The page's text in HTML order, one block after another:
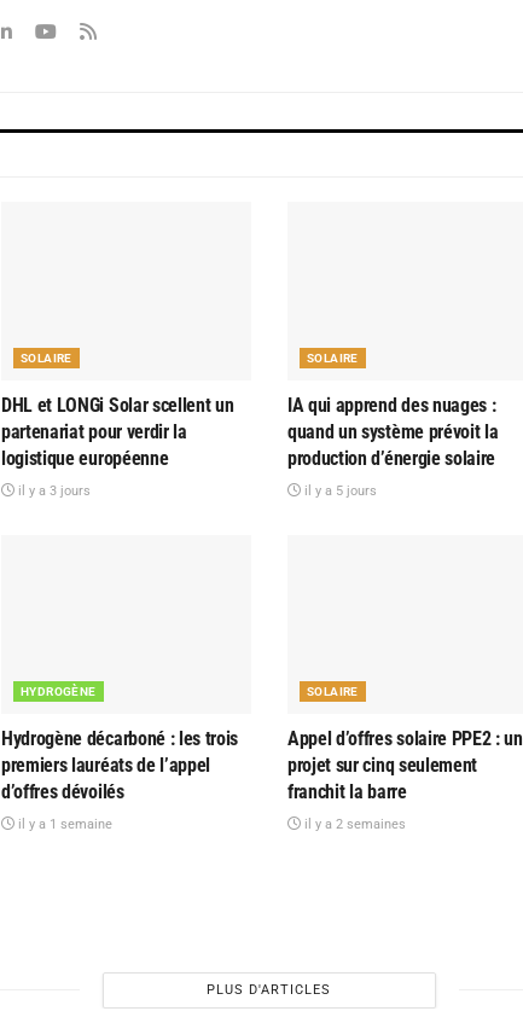
SOLAIRE
DHL et LONGi Solar scellent un
partenariat pour verdir la
logistique européenne
il y a 3 jours
SOLAIRE
IA qui apprend des nuages :
quand un système prévoit la
production d’énergie solaire
il y a 5 jours
HYDROGÈNE
Hydrogène décarboné : les trois
premiers lauréats de l’appel
d’offres dévoilés
il y a 1 semaine
SOLAIRE
Appel d’offres solaire PPE2 : un
projet sur cinq seulement
franchit la barre
il y a 2 semaines
PLUS D'ARTICLES